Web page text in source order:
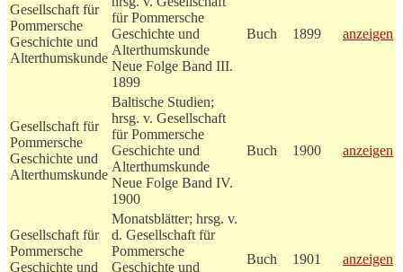
Gesellschaft für
Pommersche
Geschichte und
Alterthumskunde
für Pommersche
Geschichte und
Alterthumskunde
Neue Folge Band III.
1899
Buch 1899 anzeigen
Gesellschaft für
Pommersche
Geschichte und
Alterthumskunde
Baltische Studien;
hrsg. v. Gesellschaft
für Pommersche
Geschichte und
Alterthumskunde
Neue Folge Band IV.
1900
Buch 1900 anzeigen
Gesellschaft für
Pommersche
Geschichte und
Monatsblätter; hrsg. v.
d. Gesellschaft für
Pommersche
Geschichte und
Buch 1901 anzeigen